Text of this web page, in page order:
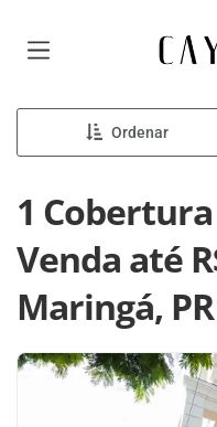
Ordenar
1
Venda até
Maringá, PR